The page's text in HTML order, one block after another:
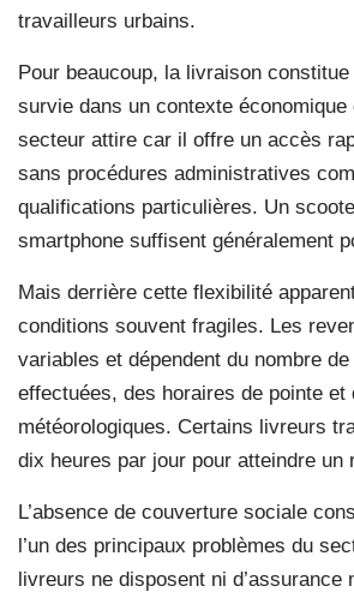
travailleurs urbains.
Pour beaucoup, la livraison
survie dans un contexte
secteur attire car il offre un accès
sans procédures administratives
qualifications particulières. Un
smartphone suffisent généralement
Mais derrière cette flexibilité
conditions souvent fragiles. Les
variables et dépendent du nombre
effectuées, des horaires de pointe et
météorologiques. Certains livreurs
dix heures par jour pour atteindre un
L’absence de couverture sociale
l’un des principaux problèmes du
livreurs ne disposent ni d’assurance